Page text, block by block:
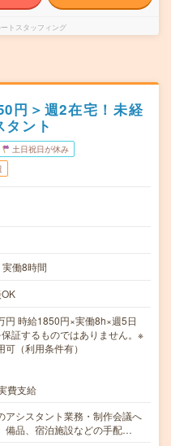
トスタッフィング
円＞週2在宅！未経
ント
土日祝日が休み
働8時間
時給1850円×実働8h×週5日
証するものではありません。※
（利用条件有）
費支給
アシスタント業務・制作会議へ
備品、宿泊施設などの手配…